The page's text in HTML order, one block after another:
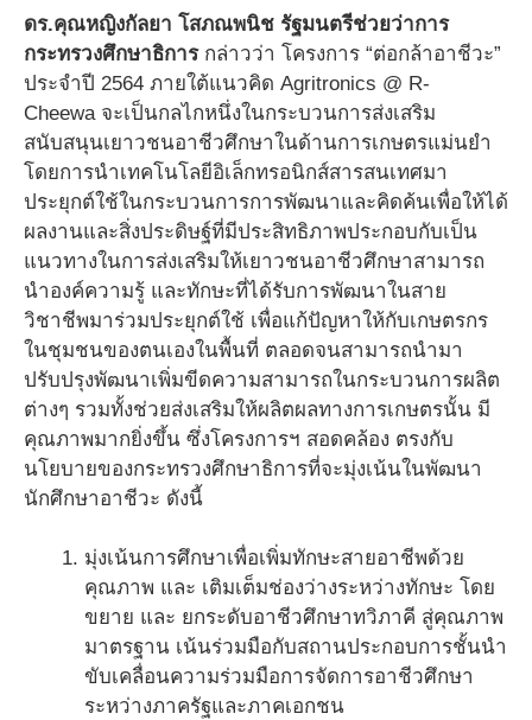
ดร.คุณหญิงกัลยา โสภณพนิช รัฐมนตรีช่วยว่าการ
กระทรวงศึกษาธิการกล่าวว่า โครงการ “ต่อกล้าอาชีวะ”
ประจำปี 2564 ภายใต้แนวคิด Agritronics @ R-
Cheewa จะเป็นกลไกหนึ่งในกระบวนการส่งเสริม
สนับสนุนเยาวชนอาชีวศึกษาในด้านการเกษตรแม่นยำ
โดยการนำเทคโนโลยีอิเล็กทรอนิกส์สารสนเทศมา
ประยุกต์ใช้ในกระบวนการการพัฒนาและคิดค้นเพื่อให้ได้
ผลงานและสิ่งประดิษฐ์ที่มีประสิทธิภาพประกอบกับเป็น
แนวทางในการส่งเสริมให้เยาวชนอาชีวศึกษาสามารถ
นำองค์ความรู้ และทักษะที่ได้รับการพัฒนาในสาย
วิชาชีพมาร่วมประยุกต์ใช้ เพื่อแก้ปัญหาให้กับเกษตรกร
ในชุมชนของตนเองในพื้นที่ ตลอดจนสามารถนำมา
ปรับปรุงพัฒนาเพิ่มขีดความสามารถในกระบวนการผลิต
ต่างๆ รวมทั้งช่วยส่งเสริมให้ผลิตผลทางการเกษตรนั้น มี
คุณภาพมากยิ่งขึ้น ซึ่งโครงการฯ สอดคล้อง ตรงกับ
นโยบายของกระทรวงศึกษาธิการที่จะมุ่งเน้นในพัฒนา
นักศึกษาอาชีวะ ดังนี้
มุ่งเน้นการศึกษาเพื่อเพิ่มทักษะสายอาชีพด้วย
คุณภาพ และ เติมเต็มช่องว่างระหว่างทักษะ โดย
ขยาย และ ยกระดับอาชีวศึกษาทวิภาคี สู่คุณภาพ
มาตรฐาน เน้นร่วมมือกับสถานประกอบการชั้นนำ
ขับเคลื่อนความร่วมมือการจัดการอาชีวศึกษา
ระหว่างภาครัฐและภาคเอกชน